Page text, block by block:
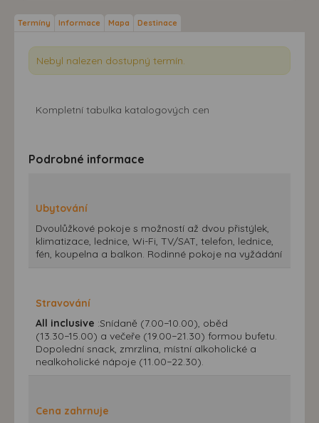
Termíny Informace Mapa Destinace
Nebyl nalezen dostupný termín.
Kompletní tabulka katalogových cen
Podrobné informace
Ubytování
Dvoulůžkové pokoje s možností až dvou přistýlek,
klimatizace, lednice, Wi-Fi, TV/SAT, telefon, lednice,
fén, koupelna a balkon. Rodinné pokoje na vyžádání
Stravování
All inclusive :Snídaně (7.00−10.00), oběd
(13.30−15.00) a večeře (19.00−21.30) formou bufetu.
Dopolední snack, zmrzlina, místní alkoholické a
nealkoholické nápoje (11.00−22.30).
Cena zahrnuje